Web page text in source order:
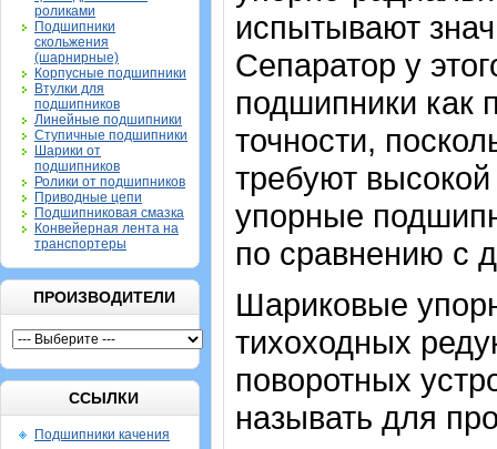
роликами
Подшипники
скольжения
(шарнирные)
Корпусные подшипники
Втулки для
подшипников
Линейные подшипники
Ступичные подшипники
Шарики от
подшипников
Ролики от подшипников
Приводные цепи
Подшипниковая смазка
Конвейерная лента на
транспортеры
ПРОИЗВОДИТЕЛИ
ССЫЛКИ
Подшипники качения
испытывают
Сепаратор у
подшипники как
точности,
требуют
упорные
по сравнению с
Шариковые
тихоходных
поворотных
называть для